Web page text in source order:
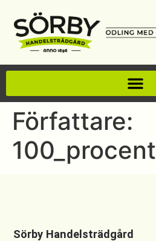
Författare:
100_procent
Sörby Handelsträdgård